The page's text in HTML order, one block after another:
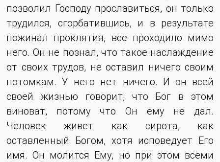
позволил Господу прославиться, он только
трудился, сгорбатившись, и в результате
пожинал проклятия, всё проходило мимо
него. Он не познал, что такое наслаждение
от своих трудов, не оставил ничего своим
потомкам. У него нет ничего. И он всей
своей жизнью говорит, что Бог в этом
виноват, потому что Он ему не дал.
Человек живет как сирота, как
оставленный Богом, хотя исповедует Его
имя. Он молится Ему, но при этом всеми